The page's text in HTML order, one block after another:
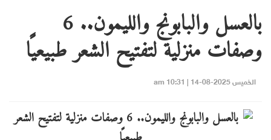
بالعسل والبابونج والليمون.. 6
وصفات منزلية لتفتيح الشعر طبيعيًا
الخميس 2025-08-14 | 10:31 am